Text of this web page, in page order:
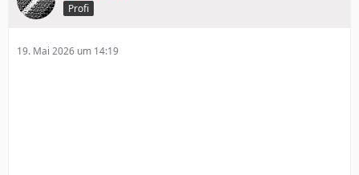
Profi
19. Mai 2026 um 14:19